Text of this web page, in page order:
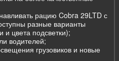
рацию Cobra 29LTD с
разные варианты
цвета подсветки);
водителей;
грузовиков и новые